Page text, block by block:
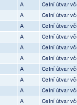
A Celní útvar
A Celní útvar
A Celní útvar
A Celní útvar
A Celní útvar
A Celní útvar
A Celní útvar
A Celní útvar
A Celní útvar
A Celní útvar